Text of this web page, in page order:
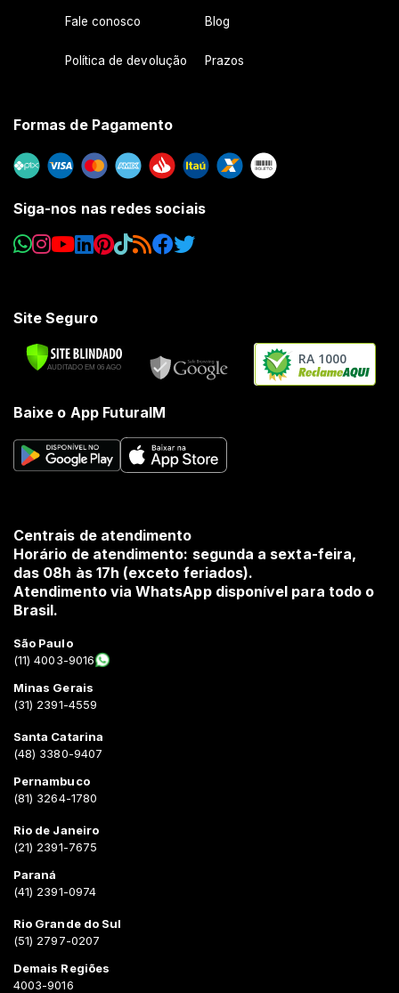
Fale conosco Blog
Política de devolução Prazos
Formas de Pagamento
Siga-nos nas redes sociais
Site Seguro
RA 1000
Baixe o App FuturaIM
Centrais de atendimento
Horário de atendimento: segunda a sexta-feira,
das 08h às 17h (exceto feriados).
Atendimento via WhatsApp disponível para todo o
Brasil.
São Paulo
(11) 4003-9016
Minas Gerais
(31) 2391-4559
Santa Catarina
(48) 3380-9407
Pernambuco
(81) 3264-1780
Rio de Janeiro
(21) 2391-7675
Paraná
(41) 2391-0974
Rio Grande do Sul
(51) 2797-0207
Demais Regiões
4003-9016